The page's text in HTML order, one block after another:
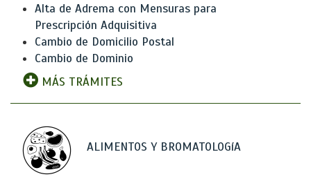
Alta de Adrema con Mensuras para
Prescripción Adquisitiva
Cambio de Domicilio Postal
Cambio de Dominio
MÁS TRÁMITES
ALIMENTOS Y BROMATOLOGíA